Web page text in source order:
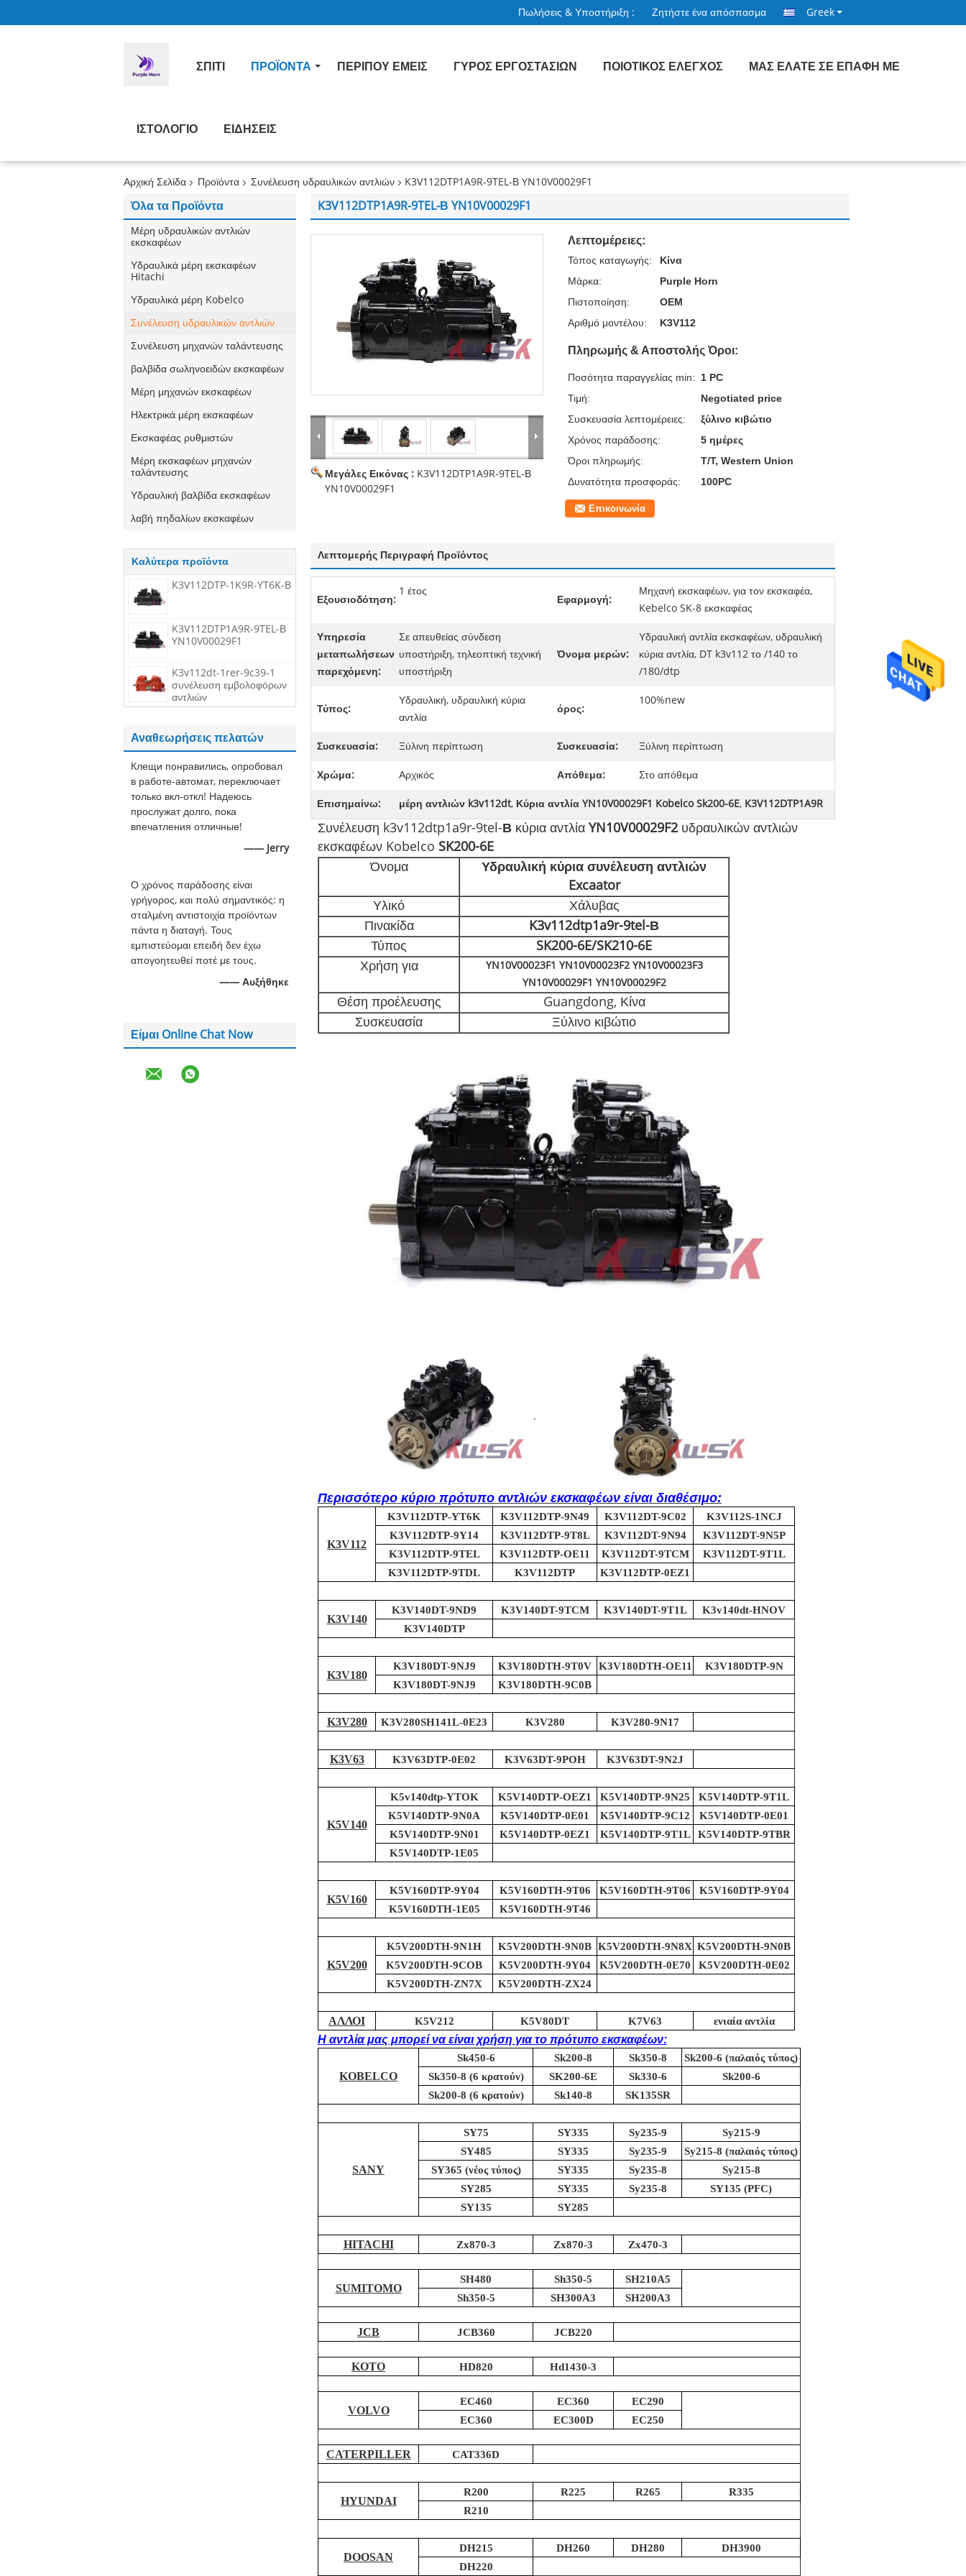
Πωλήσεις & Υποστήριξη : Ζητήστε ένα απόσπασμα Greek
ΣΠΊΤΙ ΠΡΟΪΌΝΤΑ ΠΕΡΊΠΟΥ ΕΜΕΊΣ ΓΎΡΟΣ ΕΡΓΟΣΤΑΣΊΩΝ ΠΟΙΟΤΙΚΌΣ ΈΛΕΓΧΟΣ ΜΑΣ ΕΛΆΤΕ ΣΕ ΕΠΑΦΉ ΜΕ
ΙΣΤΟΛΌΓΙΟ ΕΙΔΉΣΕΙΣ
Αρχική Σελίδα Προϊόντα Συνέλευση υδραυλικών αντλιών K3V112DTP1A9R-9TEL-Β YN10V00029F1
Όλα τα Προϊόντα
Μέρη υδραυλικών αντλιών
εκσκαφέων
Υδραυλικά μέρη εκσκαφέων
Hitachi
Υδραυλικά μέρη Kobelco
Συνέλευση υδραυλικών αντλιών
Συνέλευση μηχανών ταλάντευσης
βαλβίδα σωληνοειδών εκσκαφέων
Μέρη μηχανών εκσκαφέων
Ηλεκτρικά μέρη εκσκαφέων
Εκσκαφέας ρυθμιστών
Μέρη εκσκαφέων μηχανών
ταλάντευσης
Υδραυλική βαλβίδα εκσκαφέων
λαβή πηδαλίων εκσκαφέων
Καλύτερα προϊόντα
K3V112DTP-1K9R-YT6K-Β
K3V112DTP1A9R-9TEL-Β
YN10V00029F1
K3v112dt-1rer-9c39-1
συνέλευση εμβολοφόρων
αντλιών
Αναθεωρήσεις πελατών
Клещи понравились, опробовал
в работе-автомат, переключает
только вкл-откл! Надеюсь
прослужат долго, пока
впечатления отличные!
—— Jerry
Ο χρόνος παράδοσης είναι
γρήγορος, και πολύ σημαντικός: η
σταλμένη αντιστοιχία προϊόντων
πάντα η διαταγή. Τους
εμπιστεύομαι επειδή δεν έχω
απογοητευθεί ποτέ με τους.
—— Αυξήθηκε
Είμαι Online Chat Now
K3V112DTP1A9R-9TEL-Β YN10V00029F1
Μεγάλες Εικόνας : K3V112DTP1A9R-9TEL-Β
YN10V00029F1
Λεπτομέρειες:
Τόπος καταγωγής:
Κίνα
Μάρκα:
Purple Horn
Πιστοποίηση:
OEM
Αριθμό μοντέλου:
K3V112
Πληρωμής & Αποστολής Όροι:
Ποσότητα παραγγελίας min:
1 PC
Τιμή:
Negotiated price
Συσκευασία λεπτομέρειες:
ξύλινο κιβώτιο
Χρόνος παράδοσης:
5 ημέρες
Όροι πληρωμής:
T/T, Western Union
Δυνατότητα προσφοράς:
100PC
Επικοινωνία
Λεπτομερής Περιγραφή Προϊόντος
Εξουσιοδότηση:
1 έτος
Εφαρμογή:
Μηχανή εκσκαφέων, για τον εκσκαφέα,
Kebelco SK-8 εκσκαφέας
Υπηρεσία
μεταπωλήσεων
παρεχόμενη:
Σε απευθείας σύνδεση
υποστήριξη, τηλεοπτική τεχνική
υποστήριξη
Όνομα μερών:
Υδραυλική αντλία εκσκαφέων, υδραυλική
κύρια αντλία, DT k3v112 το /140 το
/180/dtp
Τύπος:
Υδραυλική, υδραυλική κύρια
αντλία
όρος:
100%new
Συσκευασία: Ξύλινη περίπτωση Συσκευασία: Ξύλινη περίπτωση
Χρώμα: Αρχικός Απόθεμα: Στο απόθεμα
Επισημαίνω: μέρη αντλιών k3v112dt, Κύρια αντλία YN10V00029F1 Kobelco Sk200-6E, K3V112DTP1A9R
Συνέλευση k3v112dtp1a9r-9tel-Β κύρια αντλία YN10V00029F2 υδραυλικών αντλιών
εκσκαφέων Kobelco SK200-6E
Όνομα
Υδραυλική κύρια συνέλευση αντλιών
Excaator
Υλικό
Χάλυβας
Πινακίδα
K3v112dtp1a9r-9tel-Β
Τύπος
SK200-6E/SK210-6E
Χρήση για
YN10V00023F1 YN10V00023F2 YN10V00023F3
YN10V00029F1 YN10V00029F2
Θέση προέλευσης
Guangdong, Κίνα
Συσκευασία
Ξύλινο κιβώτιο
.
Περισσότερο κύριο πρότυπο αντλιών εκσκαφέων είναι διαθέσιμο:
K3V112
K3V112DTP-YT6K K3V112DTP-9N49 K3V112DT-9C02
K3V112S-1NCJ
K3V112DTP-9Y14
K3V112DTP-9T8L K3V112DT-9N94
K3V112DT-9N5P
K3V112DTP-9TEL
K3V112DTP-OE11 K3V112DT-9TCM
K3V112DT-9T1L
K3V112DTP-9TDL
K3V112DTP K3V112DTP-0EZ1
K3V140
K3V140DT-9ND9 K3V140DT-9TCM K3V140DT-9T1L
K3v140dt-HNOV
K3V140DTP
K3V180
K3V180DT-9NJ9 K3V180DTH-9T0V K3V180DTH-OE11
K3V180DTP-9N
K3V180DT-9NJ9
K3V180DTH-9C0B
K3V280 K3V280SH141L-0E23 K3V280 K3V280-9N17
K3V63 K3V63DTP-0E02 K3V63DT-9POH K3V63DT-9N2J
K5V140
K5v140dtp-YTOK K5V140DTP-OEZ1 K5V140DTP-9N25
K5V140DTP-9T1L
K5V140DTP-9N0A
K5V140DTP-0E01 K5V140DTP-9C12
K5V140DTP-0E01
K5V140DTP-9N01
K5V140DTP-0EZ1 K5V140DTP-9T1L
K5V140DTP-9TBR
K5V140DTP-1E05
K5V160
K5V160DTP-9Y04 K5V160DTH-9T06 K5V160DTH-9T06
K5V160DTP-9Y04
K5V160DTH-1E05
K5V160DTH-9T46
K5V200
K5V200DTH-9N1H K5V200DTH-9N0B K5V200DTH-9N8X K5V200DTH-9N0B
K5V200DTH-9COB
K5V200DTH-9Y04 K5V200DTH-0E70
K5V200DTH-0E02
K5V200DTH-ZN7X
K5V200DTH-ZX24
ΑΛΛΟΙ K5V212 K5V80DT K7V63 ενιαία αντλία
Η αντλία μας μπορεί να είναι χρήση για το πρότυπο εκσκαφέων:
KOBELCO
Sk450-6 Sk200-8 Sk350-8
Sk200-6 (παλαιός τύπος)
Sk350-8 (6 κρατούν)
SK200-6E Sk330-6
Sk200-6
Sk200-8 (6 κρατούν)
Sk140-8 SK135SR
SANY
SY75 SY335 Sy235-9
Sy215-9
SY485
SY335 Sy235-9
Sy215-8 (παλαιός τύπος)
SY365 (νέος τύπος)
SY335 Sy235-8
Sy215-8
SY285
SY335 Sy235-8
SY135 (PFC)
SY135
SY285
HITACHI Zx870-3 Zx870-3 Zx470-3
SUMITOMO
SH480 Sh350-5
SH210A5
Sh350-5
SH300A3 SH200A3
JCB JCB360 JCB220
KOTO HD820 Hd1430-3
VOLVO
EC460 EC360
EC290
EC360
EC300D EC250
CATERPILLER CAT336D
HYUNDAI
R200 R225 R265
R335
R210
DOOSAN
DH215 DH260 DH280
DH3900
DH220